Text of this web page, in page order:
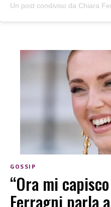
Un post condiviso da Chiara
GOSSIP
“Ora mi
Ferragni parla